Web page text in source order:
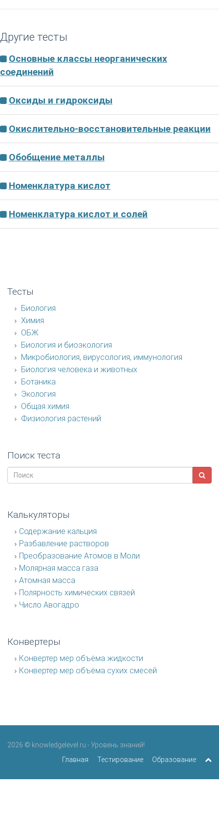
Другие тесты
Основные классы неорганических
соединений
Оксиды и гидроксиды
Окислительно-восстановительные реакции
Обобщение металлы
Номенклатура кислот
Номенклатура кислот и солей
Тесты
Биология
Химия
ОБЖ
Биология и биоэкология
Микробиология, вирусология, иммунология
Биология человека и животных
Ботаника
Экология
Общая химия
Физиология растений
Поиск теста
Калькуляторы
Содержание кальция
Разбавление растворов
Преобразование Атомов в Моли
Молярная масса газа
Атомная масса
Полярность химических связей
Число Авогадро
Конвертеры
Конвертер мер объёма жидкости
Конвертер мер объёма сухих смесей
2026 © knowledgelevel.ru - Уровень знаний!
Главная
Тестирование Образование